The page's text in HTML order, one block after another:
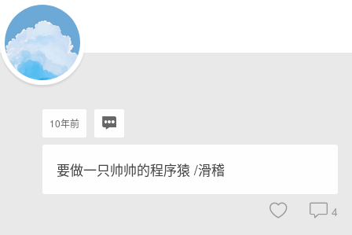
10年前
要做一只帅帅的程序猿 /滑稽
4